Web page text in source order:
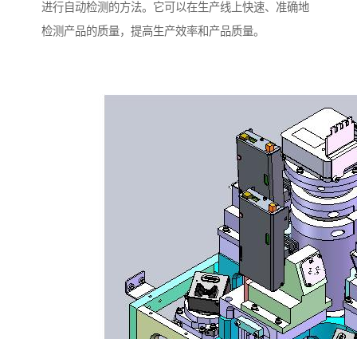
进行自动检测的方法。它可以在生产线上快速、准确地
检测产品的质量，提高生产效率和产品质量。